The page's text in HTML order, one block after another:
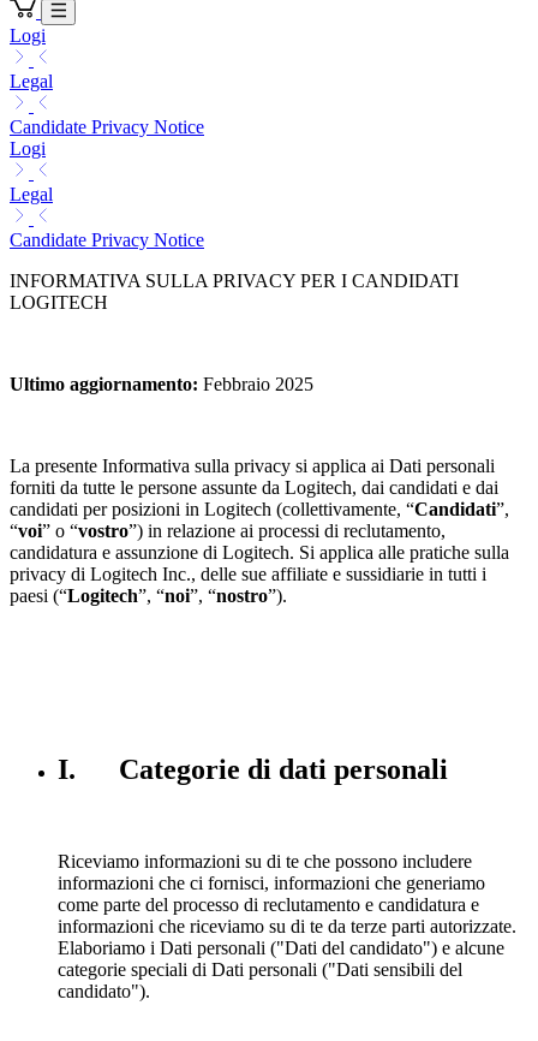
Logi
Legal
Candidate Privacy Notice
Logi
Legal
Candidate Privacy Notice
INFORMATIVA SULLA PRIVACY PER I CANDIDATI
LOGITECH
Ultimo aggiornamento: Febbraio 2025
La presente Informativa sulla privacy si applica ai Dati personali
forniti da tutte le persone assunte da Logitech, dai candidati e dai
candidati per posizioni in Logitech (collettivamente, “Candidati”,
“voi” o “vostro”) in relazione ai processi di reclutamento,
candidatura e assunzione di Logitech. Si applica alle pratiche sulla
privacy di Logitech Inc., delle sue affiliate e sussidiarie in tutti i
paesi (“Logitech”, “noi”, “nostro”).
I. Categorie di dati personali
Riceviamo informazioni su di te che possono includere
informazioni che ci fornisci, informazioni che generiamo
come parte del processo di reclutamento e candidatura e
informazioni che riceviamo su di te da terze parti autorizzate.
Elaboriamo i Dati personali ("Dati del candidato") e alcune
categorie speciali di Dati personali ("Dati sensibili del
candidato").